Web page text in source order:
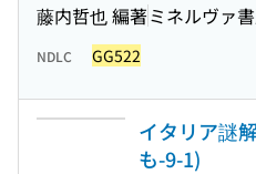
藤内哲也 編著ミネルヴァ
NDLC GG522
イタリア謎
も-9-1)